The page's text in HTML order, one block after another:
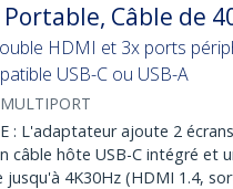
Câble de
HDMI et 3x ports
USB-C ou USB-A
: L'adaptateur ajoute 2
câble hôte USB-C intégré et
jusqu'à 4K30Hz (HDMI 1.4,